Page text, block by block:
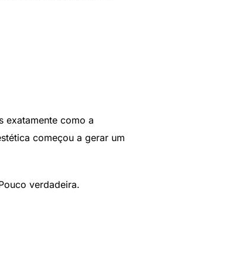
exatamente como a
começou a gerar um
verdadeira.